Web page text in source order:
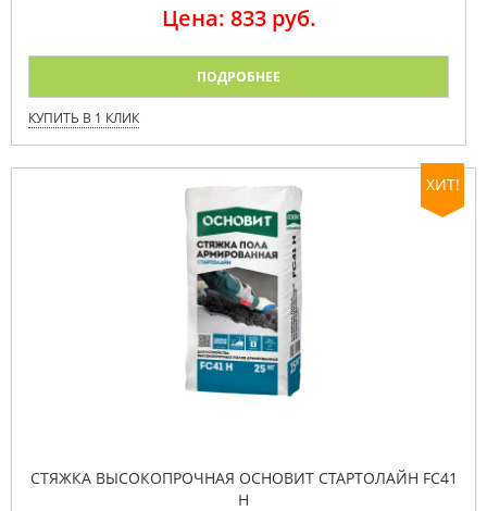
Цена: 833 руб.
ПОДРОБНЕЕ
КУПИТЬ В 1 КЛИК
ХИТ!
СТЯЖКА ВЫСОКОПРОЧНАЯ ОСНОВИТ СТАРТОЛАЙН FC41
H